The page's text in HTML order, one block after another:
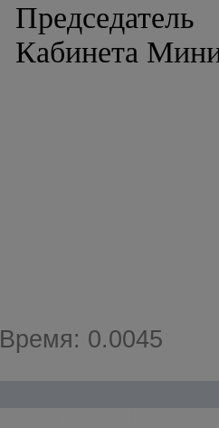
Председатель
Время: 0.0045